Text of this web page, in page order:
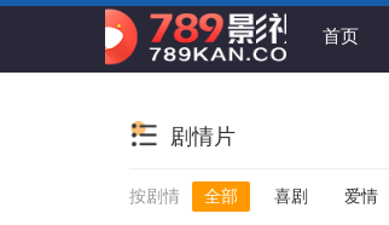
首页
剧情片
按剧情 全部 喜剧 爱情